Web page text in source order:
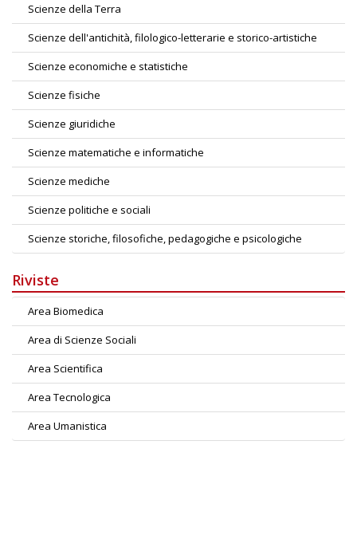
Scienze della Terra
Scienze dell'antichità, filologico-letterarie e storico-artistiche
Scienze economiche e statistiche
Scienze fisiche
Scienze giuridiche
Scienze matematiche e informatiche
Scienze mediche
Scienze politiche e sociali
Scienze storiche, filosofiche, pedagogiche e psicologiche
Riviste
Area Biomedica
Area di Scienze Sociali
Area Scientifica
Area Tecnologica
Area Umanistica